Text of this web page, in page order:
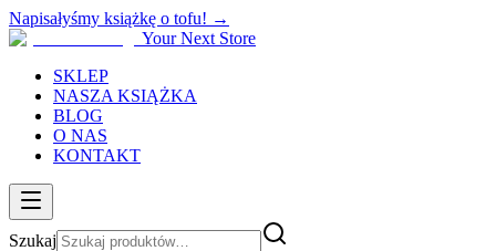
Napisałyśmy książkę o tofu! →
Your Next Store
SKLEP
NASZA KSIĄŻKA
BLOG
O NAS
KONTAKT
Szukaj